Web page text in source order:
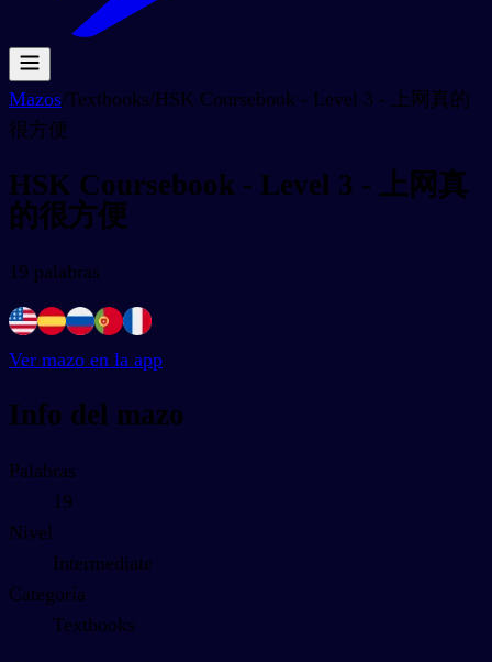
Mazos/Textbooks/HSK Coursebook - Level 3 - 上网真的
很方便
HSK Coursebook - Level 3 - 上网真
的很方便
19 palabras
Ver mazo en la app
Info del mazo
Palabras
19
Nivel
Intermediate
Categoría
Textbooks